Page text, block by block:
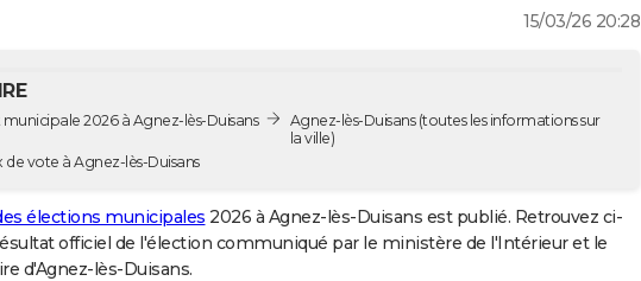
15/03/26 20:28
municipale 2026 à Agnez-lès-Duisans
de vote à Agnez-lès-Duisans
Agnez-lès-Duisans(toutes les informations sur
la ville)
élections municipales 2026 à Agnez-lès-Duisans est publié. Retrouvez ci-
officiel de l'élection communiqué par le ministère de l'Intérieur et le
d'Agnez-lès-Duisans.